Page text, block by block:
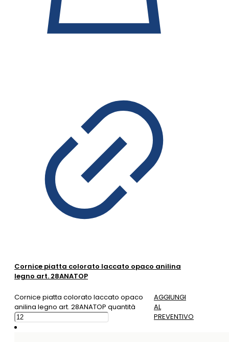
Cornice piatta colorato laccato opaco anilina
legno art. 28ANATOP
Cornice piatta colorato laccato opaco
anilina legno art. 28ANATOP quantità
AGGIUNGI
AL
PREVENTIVO